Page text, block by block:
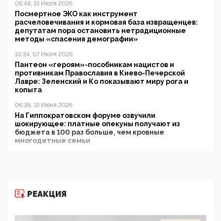
06:48, 21 Июля 2026
Посмертное ЭКО как инструмент
расчеловечивания и кормовая база извращенцев:
депутатам пора остановить нетрадиционные
методы «спасения демографии»
10:34, 07 Июля 2026
Пантеон «героям»-пособникам нацистов и
противникам Православия в Киево-Печерской
Лавре: Зеленский и Ко показывают миру рога и
копыта
06:38, 19 Июня 2026
На Гиппократовском форуме озвучили
шокирующее: платные опекуны получают из
бюджета в 100 раз больше, чем кровные
многодетные семьи
11:53, 09 Июня 2026
деятельность ИИТО ЮНЕСКО в России, но
РЕАКЦИЯ